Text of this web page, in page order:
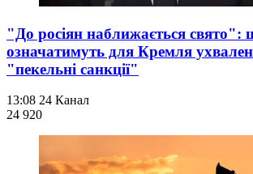
"До росіян наближається свято":
означатимуть для Кремля
"пекельні санкції"
13:08 24 Канал
24 920